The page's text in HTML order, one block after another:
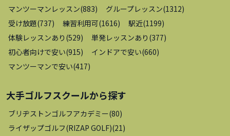
マンツーマンレッスン(883) グループレッスン(1312)
受け放題(737) 練習利用可(1616) 駅近(1199)
体験レッスンあり (529) 単発レッスンあり (377)
初心者向けで安い(915) インドアで安い(660)
マンツーマンで安い(417)
大手ゴルフスクールから探す
ブリヂストンゴルフアカデミー(80)
ライザップゴルフ(RIZAP GOLF)(21 )